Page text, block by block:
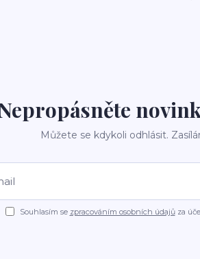
Můžete se kdykoli odhlásit.
Souhlasím se zpracováním osobních údajůza